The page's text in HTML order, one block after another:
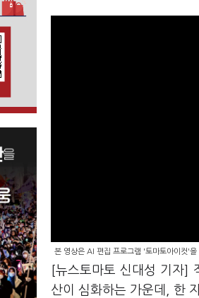
본 영상은 AI 편집 프로그램 '토마토아이컷'을
[뉴스토마토 신대성 기자]
산이 심화하는 가운데, 한